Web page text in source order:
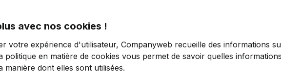
avec nos cookies !
votre expérience d'utilisateur, Companyweb recueille des informations
politique en matière de cookies vous permet de savoir quelles
manière dont elles sont utilisées.